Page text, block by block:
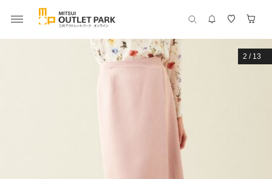
2 / 13